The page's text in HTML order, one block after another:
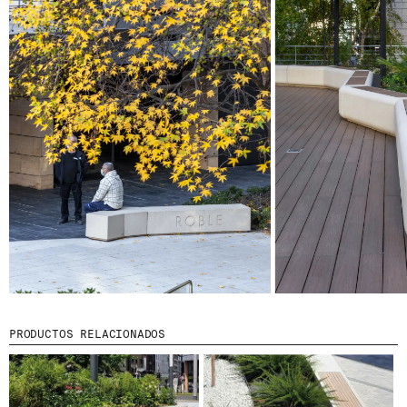
PRODUCTOS RELACIONADOS
© 2026 ESCOFET 1886 S.A.